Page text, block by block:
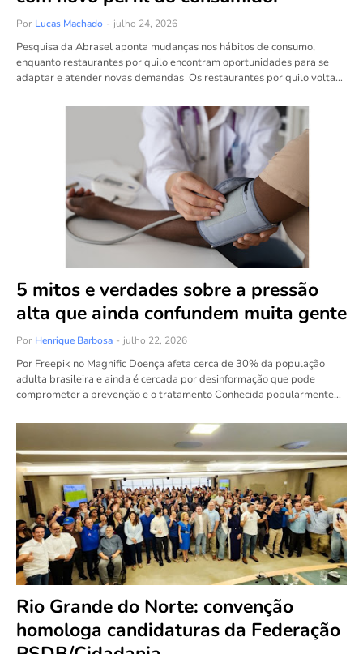
Por Lucas Machado - julho 24, 2026
Pesquisa da Abrasel aponta mudanças nos hábitos de consumo,
enquanto restaurantes por quilo encontram oportunidades para se
adaptar e atender novas demandas Os restaurantes por quilo volta…
5 mitos e verdades sobre a pressão
alta que ainda confundem muita gente
Por Henrique Barbosa - julho 22, 2026
Por Freepik no Magnific Doença afeta cerca de 30% da população
adulta brasileira e ainda é cercada por desinformação que pode
comprometer a prevenção e o tratamento Conhecida popularmente…
Rio Grande do Norte: convenção
homologa candidaturas da Federação